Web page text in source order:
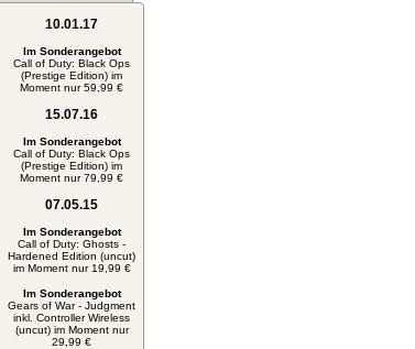
10.01.17
Im Sonderangebot
Call of Duty: Black Ops
(Prestige Edition) im
Moment nur 59,99 €
15.07.16
Im Sonderangebot
Call of Duty: Black Ops
(Prestige Edition) im
Moment nur 79,99 €
07.05.15
Im Sonderangebot
Call of Duty: Ghosts -
Hardened Edition (uncut)
im Moment nur 19,99 €
Im Sonderangebot
Gears of War - Judgment
inkl. Controller Wireless
(uncut) im Moment nur
29,99 €